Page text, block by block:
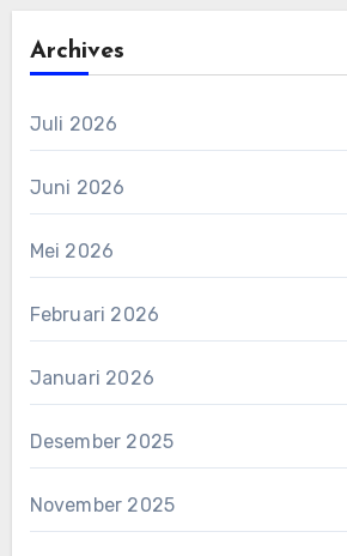
Archives
Juli 2026
Juni 2026
Mei 2026
Februari 2026
Januari 2026
Desember 2025
November 2025